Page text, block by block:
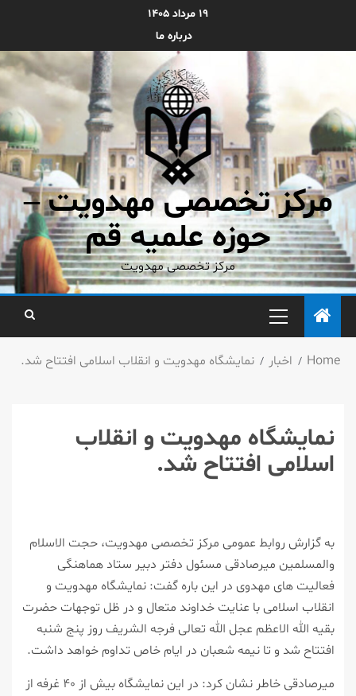
۱۹ مرداد ۱۴۰۵
درباره ما
مرکز تخصصی مهدویت –
حوزه علمیه قم
مرکز تخصصی مهدویت
Home اخبار نمایشگاه مهدویت و انقلاب اسلامی افتتاح شد.
نمایشگاه مهدویت و انقلاب
اسلامی افتتاح شد.
به گزارش روابط عمومی مركز تخصصی مهدویت، حجت الاسلام
والمسلمین میرصادقی مسئول دفتر دبیر ستاد هماهنگی
فعالیت های مهدوی در این باره گفت: نمایشگاه مهدویت و
انقلاب اسلامی با عنایت خداوند متعال و در ظل توجهات حضرت
بقیه الله الاعظم عجل الله تعالی فرجه الشریف روز پنج شنبه
افتتاح شد و تا نیمه شعبان در ایام خاص تداوم خواهد داشت.
میرصادقی خاطر نشان كرد: در این نمایشگاه بیش از ۴۰ غرفه از